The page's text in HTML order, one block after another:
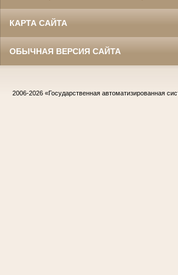
КАРТА САЙТА
ОБЫЧНАЯ ВЕРСИЯ САЙТА
2006-2026 «Государственная автоматизированная